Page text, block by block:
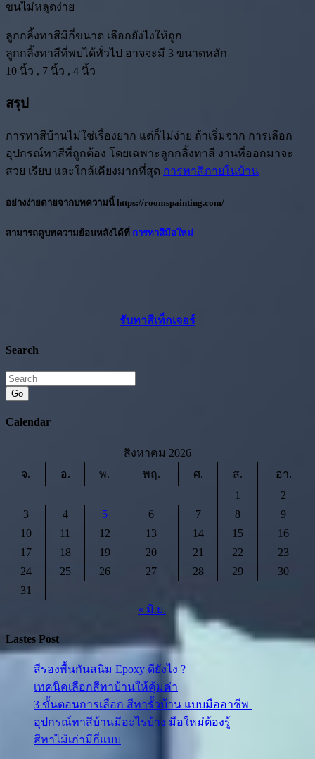
ขนไม่หลุดง่าย
ลูกกลิ้งทาสีมีกี่ขนาด เลือกยังไงให้ถูก
ลูกกลิ้งทาสีที่พบได้ทั่วไป อาจจะมี 3 ขนาดหลัก
10 นิ้ว , 7 นิ้ว , 4 นิ้ว
สรุป
การทาสีบ้านไม่ใช่เรื่องยาก แต่ก็ไม่ง่าย ถ้าเริ่มจาก การเลือก
อุปกรณ์ทาสีที่ถูกต้อง โดยเฉพาะลูกกลิ้งทาสี งานที่ออกมาจะ
สวย เรียบ และใกล้เคียงมากที่สุด การทาสีภายในบ้าน
อย่างง่ายดายจากบทความนี้ https://roomspainting.com/
สามารถดูบทความย้อนหลังได้ที่ การทาสีมือใหม่
รับทาสีเท็กเจอร์
Search
Go
Calendar
สิงหาคม 2026
จ.
อ. พ. พฤ. ศ. ส.
อา.
1
2
3
4 5 6 7 8
9
10
11 12 13 14 15
16
17
18 19 20 21 22
23
24
25 26 27 28 29
30
31
« มิ.ย.
Lastes Post
สีรองพื้นกันสนิม Epoxy ดียังไง ?
เทคนิคเลือกสีทาบ้านให้คุ้มค่า
3 ขั้นตอนการเลือก สีทารั้วบ้าน แบบมืออาชีพ
อุปกรณ์ทาสีบ้านมีอะไรบ้าง มือใหม่ต้องรู้
สีทาไม้เก่ามีกี่แบบ